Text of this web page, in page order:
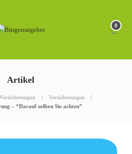
0
Artikel
Versicherungen
– “Darauf sollten Sie achten”